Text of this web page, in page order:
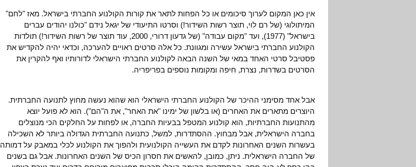
אין כאן המקום לערוך סיכומים או כל הפחות לתאר את קורות הקולנוע החברתי בישראל. מאז "לחם"
המיתולוגי (של רם לוי, תוצר רשות השידור!) וסרטו התיעודי של יגאל נידם "כולנו יהודים עברים
בישראל" (1977), ועד "מקום עבודה" (של גדעון דרורי, 2000, עוד תוצר של רשות השידור!) תולדות
הקולנוע החברתי בישראל עשירה ומגוונת. כל אלה סרטים ראויים להערכה, וכדאי יהיה להקדיש את
פסטיבל סרטי האחד במאי של השנה הבאה לקולנוע החברתי הישראלי לדורותיו ואף להקרין את
הסרטים בשדרות, נצרת, חיפה ומקומות נוספים בפריפריה.
אבל אחד מסימני ההיכר של הקולנוע החברתי הישראלי הוא שהוא נעשה מחוץ לתנועה החברתית.
היוצרים מתארים את האחרים (או בלשון של ימינו "את האחר", את ה"הם"). הוא לא פועל יוצא
מהתנועות החברתיות, הוא קולנוע המטפל בבעיות החברה, או לפחות על החלקים הכי מנוצלים
בחברה הישראלית, אבל מבחוץ. ההסתדרות, למשל, כתנועה החברתית הגדולה ביותר לא השכילה
בעשרות השנים האחרונות לקדם את העשייה הקולנועית ולהפוך את הקולנוע לכלי במאבק על דמותה
של החברה הישראלית. ניתן, כמובן, להאשים את חסרון הכיס של השנים האחרונות. אבל גם בשנים